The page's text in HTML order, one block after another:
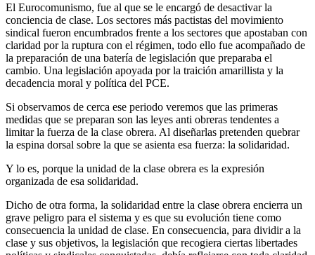
El Eurocomunismo, fue al que se le encargó de desactivar la
conciencia de clase. Los sectores más pactistas del movimiento
sindical fueron encumbrados frente a los sectores que apostaban con
claridad por la ruptura con el régimen, todo ello fue acompañado de
la preparación de una batería de legislación que preparaba el
cambio. Una legislación apoyada por la traición amarillista y la
decadencia moral y política del PCE.
Si observamos de cerca ese periodo veremos que las primeras
medidas que se preparan son las leyes anti obreras tendentes a
limitar la fuerza de la clase obrera. Al diseñarlas pretenden quebrar
la espina dorsal sobre la que se asienta esa fuerza: la solidaridad.
Y lo es, porque la unidad de la clase obrera es la expresión
organizada de esa solidaridad.
Dicho de otra forma, la solidaridad entre la clase obrera encierra un
grave peligro para el sistema y es que su evolución tiene como
consecuencia la unidad de clase. En consecuencia, para dividir a la
clase y sus objetivos, la legislación que recogiera ciertas libertades